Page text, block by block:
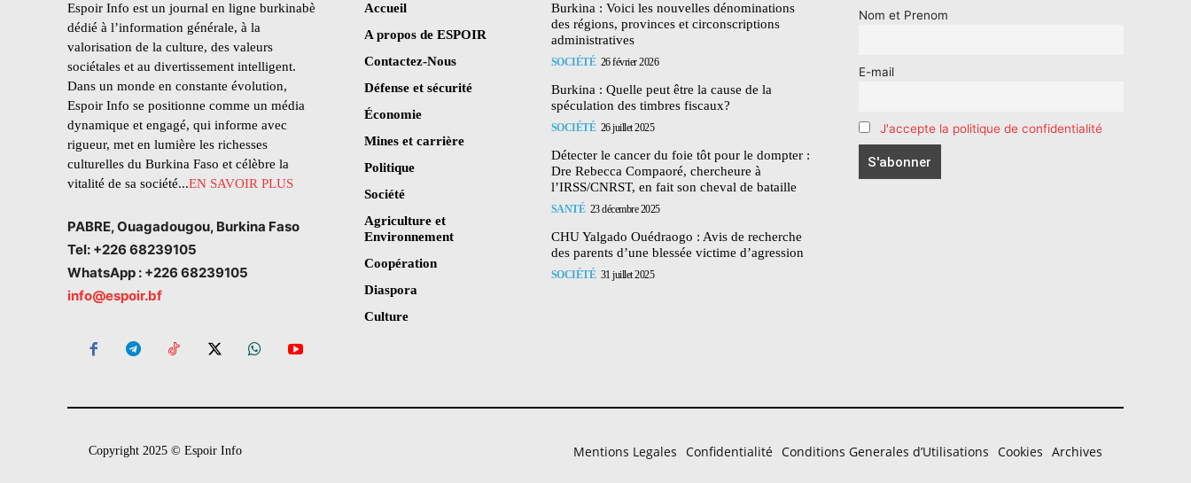
Espoir Info est un journal en ligne burkinabè
dédié à l’information générale, à la
valorisation de la culture, des valeurs
sociétales et au divertissement intelligent.
Dans un monde en constante évolution,
Espoir Info se positionne comme un média
dynamique et engagé, qui informe avec
rigueur, met en lumière les richesses
culturelles du Burkina Faso et célèbre la
vitalité de sa société...EN SAVOIR PLUS
PABRE, Ouagadougou, Burkina Faso
Tel: +226 68239105
WhatsApp : +226 68239105
info@espoir.bf
Accueil
A propos de ESPOIR
Contactez-Nous
Défense et sécurité
Économie
Mines et carrière
Politique
Société
Agriculture et
Environnement
Coopération
Diaspora
Culture
Burkina : Voici les nouvelles dénominations
des régions, provinces et circonscriptions
administratives
SOCIÉTÉ 26 février 2026
Burkina : Quelle peut être la cause de la
spéculation des timbres fiscaux?
SOCIÉTÉ 26 juillet 2025
Détecter le cancer du foie tôt pour le dompter :
Dre Rebecca Compaoré, chercheure à
l’IRSS/CNRST, en fait son cheval de bataille
SANTÉ 23 décembre 2025
CHU Yalgado Ouédraogo : Avis de recherche
des parents d’une blessée victime d’agression
SOCIÉTÉ 31 juillet 2025
Nom et Prenom
E-mail
J'accepte la politique de confidentialité
Copyright 2025 © Espoir Info Mentions Legales Confidentialité Conditions Generales d’Utilisations Cookies Archives